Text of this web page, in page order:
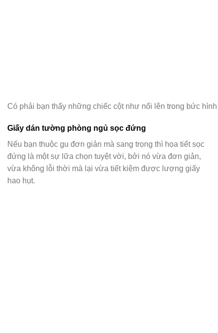
Có phải bạn thấy những chiếc cột như nổi lên trong bức
Giấy dán tường phòng ngủ sọc đứng
Nếu bạn thuộc gu đơn giản mà sang trọng thì họa tiết sọc
đứng là một sự lữa chọn tuyệt vời, bởi nó vừa đơn giản,
vừa không lỗi thời mà lại vừa tiết kiệm được lượng giấy
hao hụt.